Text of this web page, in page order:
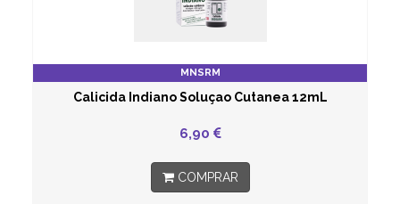
MNSRM
Calicida Indiano Soluçao Cutanea 12mL
6,90
COMPRAR